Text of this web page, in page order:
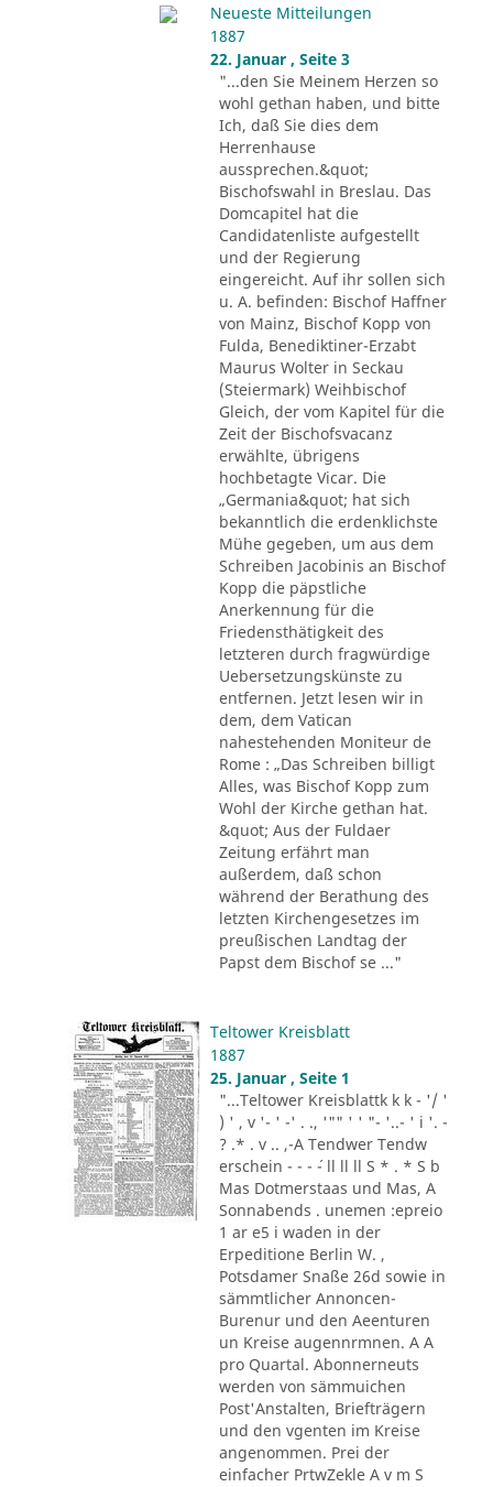
Neueste Mitteilungen
1887
22. Januar , Seite 3
"...den Sie Meinem Herzen so
wohl gethan haben, und bitte
Ich, daß Sie dies dem
Herrenhause
aussprechen.&quot;
Bischofswahl in Breslau. Das
Domcapitel hat die
Candidatenliste aufgestellt
und der Regierung
eingereicht. Auf ihr sollen sich
u. A. befinden: Bischof Haffner
von Mainz, Bischof Kopp von
Fulda, Benediktiner-Erzabt
Maurus Wolter in Seckau
(Steiermark) Weihbischof
Gleich, der vom Kapitel für die
Zeit der Bischofsvacanz
erwählte, übrigens
hochbetagte Vicar. Die
„Germania&quot; hat sich
bekanntlich die erdenklichste
Mühe gegeben, um aus dem
Schreiben Jacobinis an Bischof
Kopp die päpstliche
Anerkennung für die
Friedensthätigkeit des
letzteren durch fragwürdige
Uebersetzungskünste zu
entfernen. Jetzt lesen wir in
dem, dem Vatican
nahestehenden Moniteur de
Rome : „Das Schreiben billigt
Alles, was Bischof Kopp zum
Wohl der Kirche gethan hat.
&quot; Aus der Fuldaer
Zeitung erfährt man
außerdem, daß schon
während der Berathung des
letzten Kirchengesetzes im
preußischen Landtag der
Papst dem Bischof se ..."
Teltower Kreisblatt
1887
25. Januar , Seite 1
"...Teltower Kreisblattk k k - '/ '
) ' , v '- ' -' . ., '"" ' ' "- '..- ' i '. -
? .* . v .. ,-A Tendwer Tendw
erschein - - - ´- ll ll ll S * . * S b
Mas Dotmerstaas und Mas, A
Sonnabends . unemen :epreio
1 ar e5 i waden in der
Erpeditione Berlin W. ,
Potsdamer Snaße 26d sowie in
sämmtlicher Annoncen-
Burenur und den Aeenturen
un Kreise augennrmnen. A A
pro Quartal. Abonnerneuts
werden von sämmuichen
Post'Anstalten, Briefträgern
und den vgenten im Kreise
angenommen. Prei der
einfacher PrtwZekle A v m S